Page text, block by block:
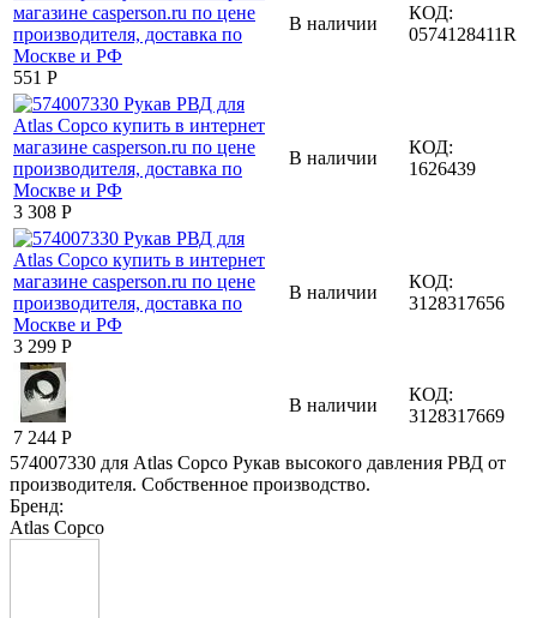
‍551‍ Р
В наличии
КОД:
0574128411R
3 308 Р
В наличии
КОД:
1626439
3 299 Р
В наличии
КОД:
3128317656
7 244 Р
В наличии
КОД:
3128317669
574007330 для Atlas Copco Рукав высокого давления РВД от
производителя. Собственное производство.
Бренд:
Atlas Copco